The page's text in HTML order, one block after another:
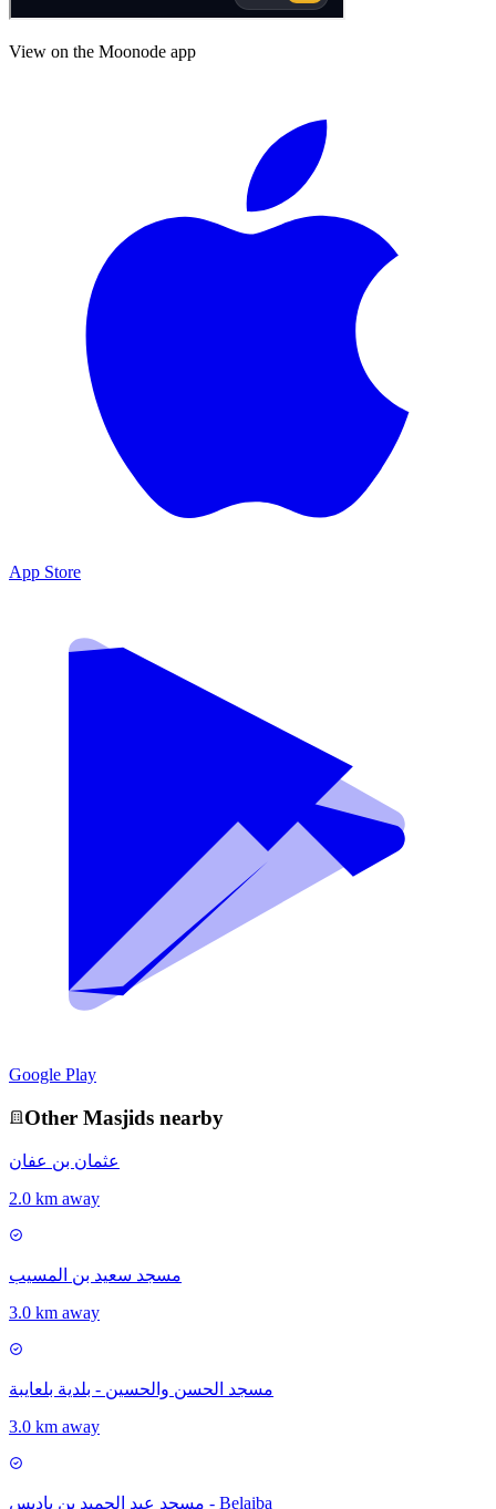
View on the Moonode app
App Store
Google Play
Other Masjids nearby
عثمان بن عفان
2.0 km away
مسجد سعيد بن المسيب
3.0 km away
مسجد الحسن والحسين - بلدية بلعايبة
3.0 km away
مسجد عبد الحميد بن باديس - Belaiba